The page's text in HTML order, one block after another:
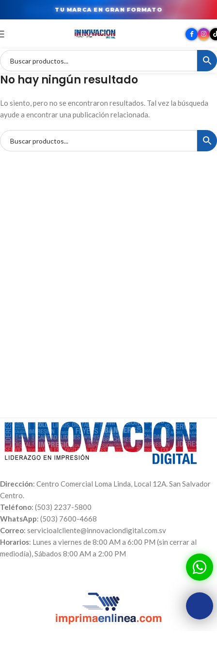
TU MARCA EN GRAN FORMATO
No hay ningún resultado
Lo siento, pero no se encontraron resultados. Tal vez la búsqueda
ayude a encontrar una publicación relacionada.
Dirección: Centro Comercial Loma Linda, Local 12A. San Salvador
Centro.
Teléfono: (503) 2237-5800
WhatsApp: (503) 7600-4668
Correo: servicioalcliente@innovaciondigital.com.sv
Horarios: Lunes a viernes de 8:00 AM a 6:00 PM (sin cerrar al
mediodía), Sábados 8:00 AM a 2:00 PM